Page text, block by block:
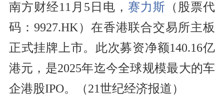
南方财经11月5日电，赛力斯 （股票代
码：9927.HK）在香港联合交易所主板
正式挂牌上市。此次募资净额140.16亿
港元，是2025年迄今全球规模最大的车
企港股IPO。（21世纪经济报道）